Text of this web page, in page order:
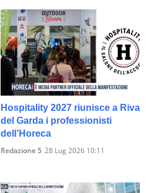
Hospitality 2027 riunisce a Riva
del Garda i professionisti
dell’Horeca
Redazione 5 28 Lug 2026 10:11